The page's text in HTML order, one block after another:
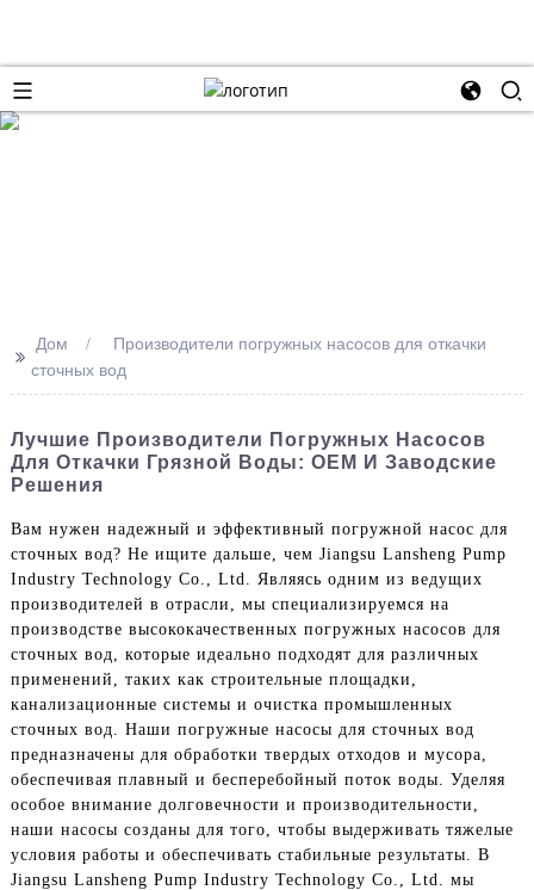
>> Дом
Производители погружных насосов для откачки
сточных вод
Лучшие Производители Погружных Насосов
Для Откачки Грязной Воды: OEM И Заводские
Решения
Вам нужен надежный и эффективный погружной насос для
сточных вод? Не ищите дальше, чем Jiangsu Lansheng Pump
Industry Technology Co., Ltd. Являясь одним из ведущих
производителей в отрасли, мы специализируемся на
производстве высококачественных погружных насосов для
сточных вод, которые идеально подходят для различных
применений, таких как строительные площадки,
канализационные системы и очистка промышленных
сточных вод. Наши погружные насосы для сточных вод
предназначены для обработки твердых отходов и мусора,
обеспечивая плавный и бесперебойный поток воды. Уделяя
особое внимание долговечности и производительности,
наши насосы созданы для того, чтобы выдерживать тяжелые
условия работы и обеспечивать стабильные результаты. В
Jiangsu Lansheng Pump Industry Technology Co., Ltd. мы